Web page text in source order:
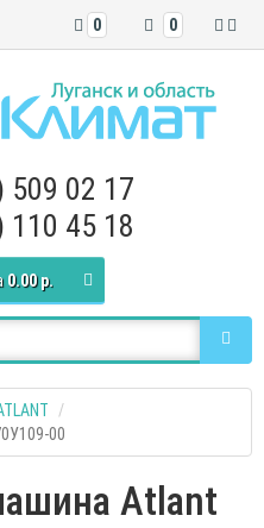
0
0
509 02 17
110 45 18
0.00 р.
00
Atlant